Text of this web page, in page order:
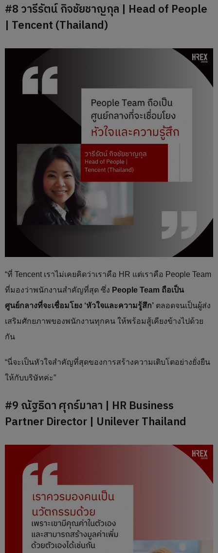
#8 วารีรัตน์ กิจชัยชาญกุล | Head of People
| Tencent (Thailand)
“ที่ Tencent เราไม่เคยคิดว่าเราคือ HR แต่เราคือ People Team
ที่มองว่าพนักงานสำคัญที่สุด ซึ่ง People Team ถือเป็น
ศูนย์กลางที่จะเชื่อมโยง ‘หัวใจและความรู้สึก’ ตลอดจนเป็นผู้ส่ง
เสริมศักยภาพของพนักงานทุกคน ให้พร้อมสู้เคียงข้างไปด้วย
กัน
“นี่จะเป็นหัวใจสำคัญที่สุดของการสร้างความเติบโตอย่างยั่งยืน
ให้กับบริษัทค่ะ”
#9 ณัฐธิดา ศุกร์มาลา | HR Business
Partner Director | Unilever Thailand